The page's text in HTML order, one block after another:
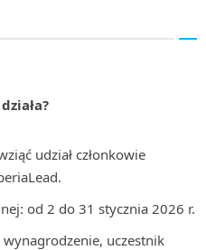
udział członkowie
od 2 do 31 stycznia 2026 r.
uczestnik